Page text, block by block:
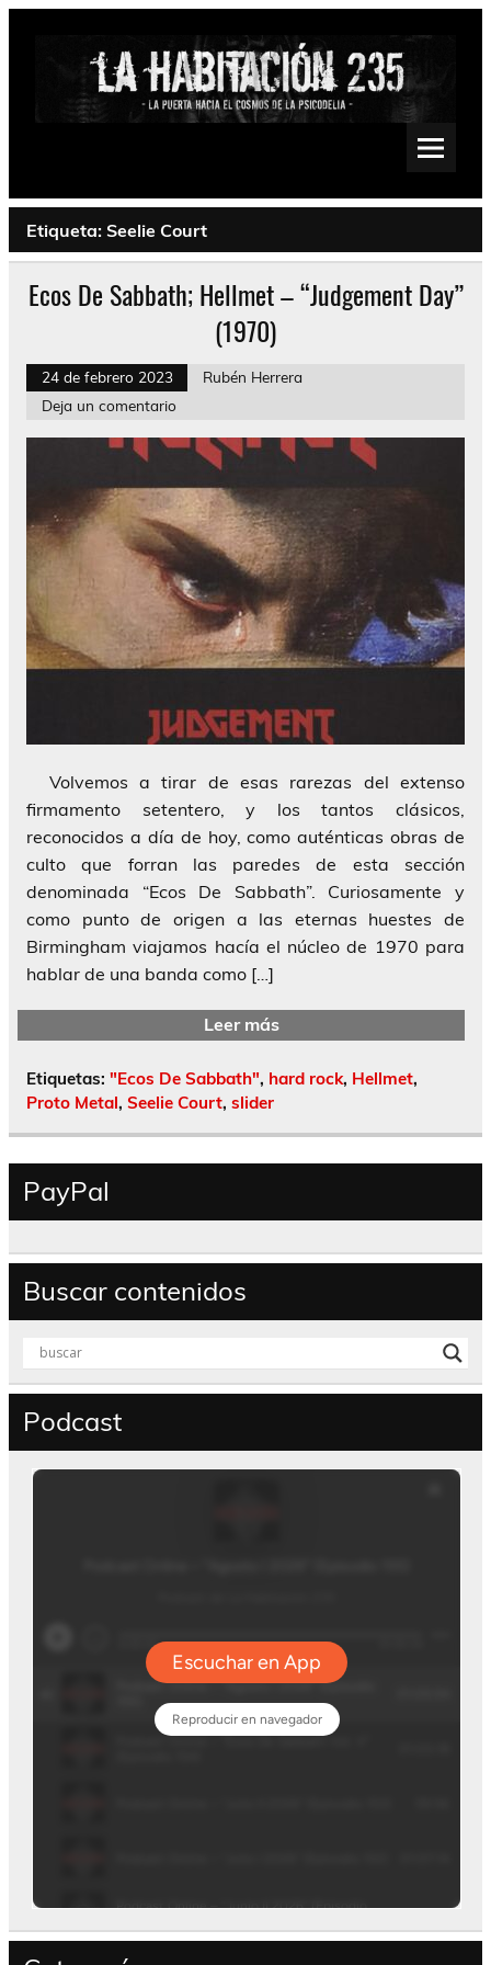
Saltar
Psychedelic, Stoner, Doom, Sludge, Fuzz, Space, Drone
Etiqueta: Seelie Court
Ecos De Sabbath; Hellmet – “Judgement Day”
(1970)
24 de febrero 2023
Rubén Herrera
Deja un comentario
Volvemos a tirar de esas rarezas del extenso
firmamento setentero, y los tantos clásicos,
reconocidos a día de hoy, como auténticas obras de
culto que forran las paredes de esta sección
denominada “Ecos De Sabbath”. Curiosamente y
como punto de origen a las eternas huestes de
Birmingham viajamos hacía el núcleo de 1970 para
hablar de una banda como […]
Leer más
Etiquetas: "Ecos De Sabbath", hard rock, Hellmet,
Proto Metal, Seelie Court, slider
PayPal
Buscar contenidos
Podcast